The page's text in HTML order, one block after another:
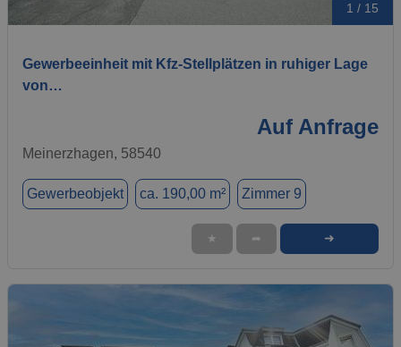
1 / 15
Gewerbeeinheit mit Kfz-Stellplätzen in ruhiger Lage
von…
Auf Anfrage
Meinerzhagen, 58540
Gewerbeobjekt ca. 190,00 m² Zimmer 9
★ ➦ ➜